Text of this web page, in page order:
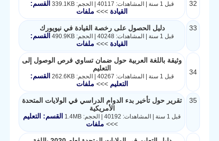
32 قبل 1 سنة | المشاهدات: 40117 | الحجم: 339.1KB
القسم:
القيادة >>> ملفات
33 دليل الحصول على رخصة القيادة في نيويورك
قبل 1 سنة | المشاهدات: 40248 | الحجم: 490.9KB
القسم:
القيادة >>> ملفات
34
وثيقة باللغة العربية حول ضمان تساوي فرص الوصول إلى
التعليم
قبل 1 سنة | المشاهدات: 40267 | الحجم: 262.6KB
القسم:
التعليم>>> ملفات
35
تقرير حول تأخير بدء الدوام الدراسي في الولايات المتحدة
الأمريكية
قبل 1 سنة | المشاهدات: 40192 | الحجم: 1.4MB
القسم: التعليم
>>> ملفات